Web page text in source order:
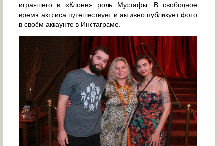
игравшего в «Клоне» роль Мустафы. В свободное
время актриса путешествует и активно публикует фото
в своём аккаунте в Инстаграме.